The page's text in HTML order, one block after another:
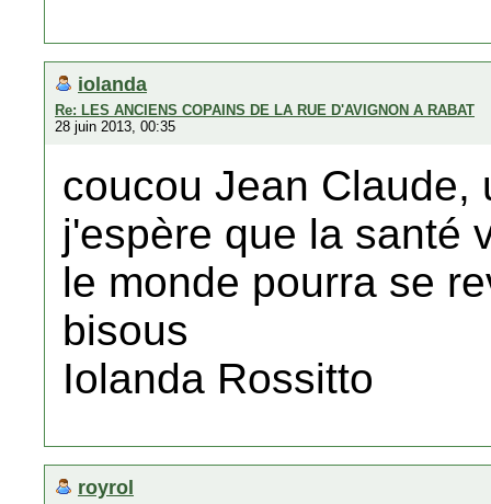
iolanda
Re: LES ANCIENS COPAINS DE LA RUE D'AVIGNON A RABAT
28 juin 2013, 00:35
coucou Jean Claude,
j'espère que la santé
le monde pourra se
bisous
Iolanda Rossitto
royrol